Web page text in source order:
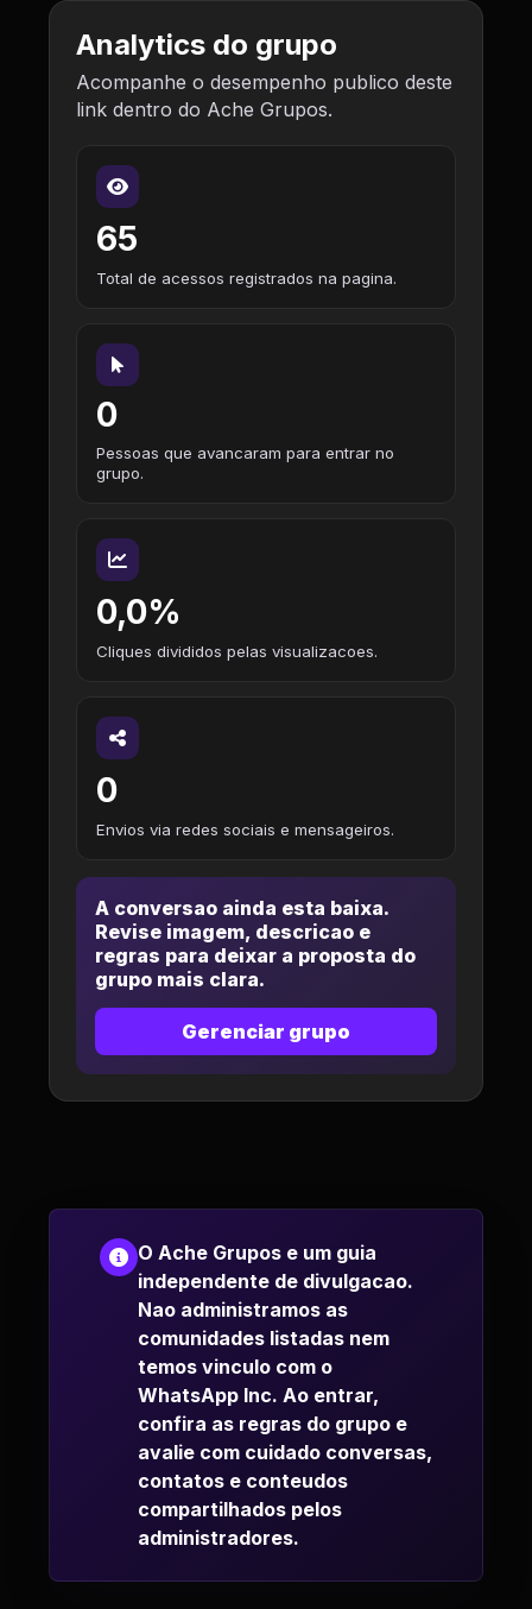
Analytics do grupo
Acompanhe o desempenho publico deste
link dentro do Ache Grupos.
65
Total de acessos registrados na pagina.
0
Pessoas que avancaram para entrar no
grupo.
0,0%
Cliques divididos pelas visualizacoes.
0
Envios via redes sociais e mensageiros.
A conversao ainda esta baixa.
Revise imagem, descricao e
regras para deixar a proposta do
grupo mais clara.
Gerenciar grupo
O Ache Grupos e um guia
independente de divulgacao.
Nao administramos as
comunidades listadas nem
temos vinculo com o
WhatsApp Inc. Ao entrar,
confira as regras do grupo e
avalie com cuidado conversas,
contatos e conteudos
compartilhados pelos
administradores.